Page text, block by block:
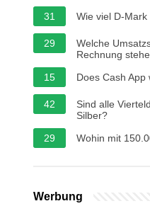
31
Wie viel D-Mark
29
Welche
Rechnung
15
Does Cash
42
Sind alle
Silber?
29
Wohin mit
Werbung